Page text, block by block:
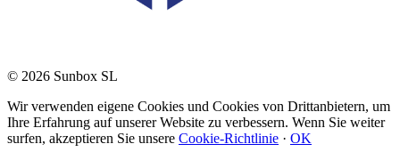
© 2026 Sunbox SL
Wir verwenden eigene Cookies und Cookies von Drittanbietern, um
Ihre Erfahrung auf unserer Website zu verbessern. Wenn Sie weiter
surfen, akzeptieren Sie unsere Cookie-Richtlinie · OK